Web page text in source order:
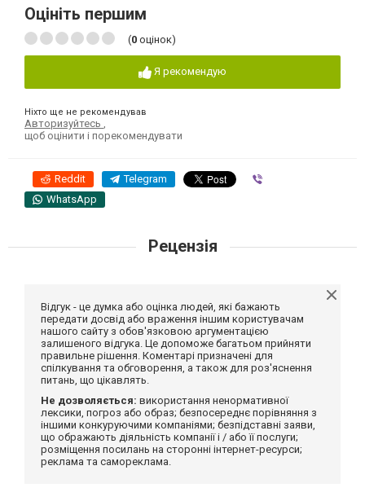
Оцініть першим
(0 оцінок)
Я рекомендую
Ніхто ще не рекомендував
Авторизуйтесь
щоб оцінити і порекомендувати
Reddit Telegram
WhatsApp
Рецензія
Відгук - це думка або оцінка людей, які бажають
передати досвід або враження іншим користувачам
нашого сайту з обов'язковою аргументацією
залишеного відгука. Це допоможе багатьом прийняти
правильне рішення. Коментарі призначені для
спілкування та обговорення, а також для роз'яснення
питань, що цікавлять.
Не дозволяється: використання ненормативної
лексики, погроз або образ; безпосереднє порівняння з
іншими конкуруючими компаніями; безпідставні заяви,
що ображають діяльність компанії і / або її послуги;
розміщення посилань на сторонні інтернет-ресурси;
реклама та самореклама.